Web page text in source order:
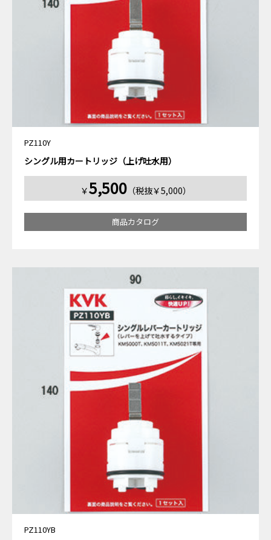
PZ110Y
シングル用カートリッジ（上げ吐水用）
￥5,500（税抜￥5,000）
商品カタログ
PZ110YB